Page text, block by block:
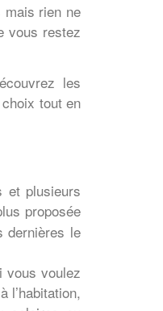
mais rien ne
vous restez
les
tout en
et plusieurs
proposée
dernières le
vous voulez
l’habitation,